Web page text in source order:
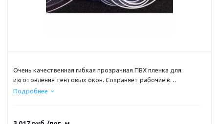
Очень качественная гибкая прозрачная ПВХ пленка для
изготовления тентовых окон. Сохраняет рабочие в
диапазоне температур от + 66 до — 22 градусов Цельсия.
Подробнее